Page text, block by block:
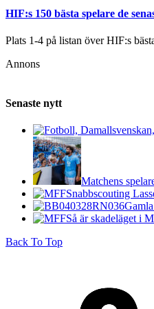
HIF:s 150 bästa spelare de
Plats 1-4 på listan över HIF:s
Annons
Senaste nytt
Matchens
Snabbscouting
Så är skadeläget i
Back To Top